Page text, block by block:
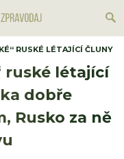
RUSKÉ LÉTAJÍCÍ ČLUNY
ruské létající
dobře
Rusko za ně